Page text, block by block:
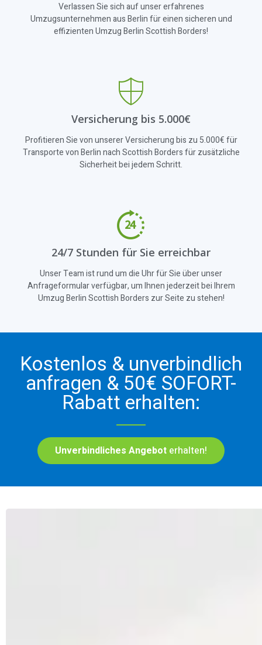
Verlassen Sie sich auf unser erfahrenes
Umzugsunternehmen aus Berlin für einen sicheren und
effizienten Umzug Berlin Scottish Borders!
Versicherung bis 5.000€
Profitieren Sie von unserer Versicherung bis zu 5.000€ für
Transporte von Berlin nach Scottish Borders für zusätzliche
Sicherheit bei jedem Schritt.
24/7 Stunden für Sie erreichbar
Unser Team ist rund um die Uhr für Sie über unser
Anfrageformular verfügbar, um Ihnen jederzeit bei Ihrem
Umzug Berlin Scottish Borders zur Seite zu stehen!
Kostenlos & unverbindlich
anfragen & 50€ SOFORT-
Rabatt erhalten:
Unverbindliches Angebot erhalten!